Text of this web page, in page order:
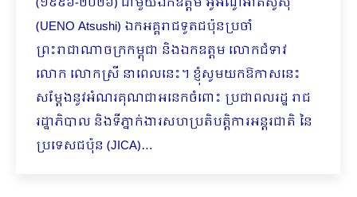
(UENO Atsushi) ឯកអគ្គរាជទូតជប៉ុនប្រចាំ
ព្រះរាជាណាចក្រកម្ពុជា និងឯកឧត្តម លោកជំទាវ
លោក លោកស្រី នាពេលនេះ។ ខ្ញុំសូមយកឱកាសនេះ
សម្ដែងនូវអំណរគុណជាអនេកចំពោះ ប្រជាពលរដ្ឋ រាជ
រដ្ឋាភិបាល និងទីភ្នាក់ងារសហប្រតិបត្តិការអន្តរជាតិ នៃ
ប្រទេសជប៉ុន (JICA)…